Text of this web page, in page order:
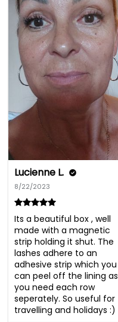
Lucienne L.
8/22/2023
Its a beautiful box , well
made with a magnetic
strip holding it shut. The
lashes adhere to an
adhesive strip which you
can peel off the lining as
you need each row
seperately. So useful for
travelling and holidays :)